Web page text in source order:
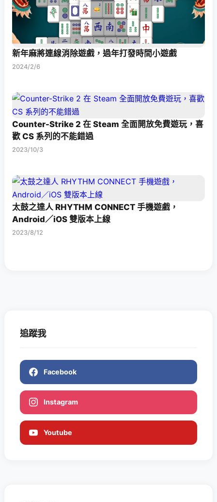
新年麻將連線消除遊戲，過年打發時間小遊戲
2024/2/6
Counter-Strike 2 在 Steam 全面開放免費遊玩，喜
歡 CS 系列的不能錯過
2023/10/3
太鼓之達人 RHYTHM CONNECT 手機遊戲，
Android／iOS 雙版本上線
2023/8/12
追蹤我
Facebook
Instagram
Youtube